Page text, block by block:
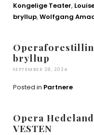
Kongelige Teater,
bryllup, Wolfgang
bryllup
SEPTEMBER 28, 2024
Posted in Partnere
Opera
VESTEN